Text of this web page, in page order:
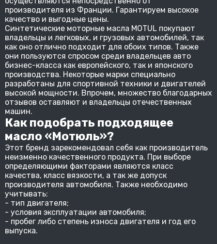
производителя из Франции. Гарантируем высокое
качество и выгодные цены.
Синтетические моторные масла MOTUL покупают
владельцы и легковых, и грузовых автомобилей, так
как оно отлично подходит для обоих типов. Также
они пользуются спросом среди владельцев авто
бизнес-класса как европейского, так и японского
производства. Некоторые марки специально
разработаны для спортивной техники и двигателей
высокой мощности. Впрочем, множество благодарных
отзывов оставляют и владельцы отечественных
машин.
Как подобрать подходящее
масло «Мотюль»?
Этот бренд зарекомендовал себя как производитель
неизменно качественного продукта. При выборе
определяющими факторами являются класс
качества, класс вязкости, а так же допуск
производителя автомобиля. Также необходимо
учитывать:
- тип двигателя;
- условия эксплуатации автомобиля;
- пробег либо степень износа двигателя и год его
выпуска.